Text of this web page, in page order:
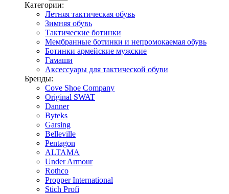
Категории:
Летняя тактическая обувь
Зимняя обувь
Тактические ботинки
Мембранные ботинки и непромокаемая обувь
Ботинки армейские мужские
Гамаши
Аксессуары для тактической обуви
Бренды:
Cove Shoe Company
Original SWAT
Danner
Byteks
Garsing
Belleville
Pentagon
ALTAMA
Under Armour
Rothco
Propper International
Stich Profi